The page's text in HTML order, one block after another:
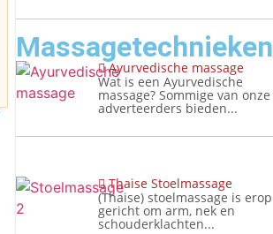
Massagetechnieken
Ayurvedische massage
Wat is een Ayurvedische
massage? Sommige van onze
adverteerders bieden...
Thaise Stoelmassage
(Thaise) stoelmassage is erop
gericht om arm, nek en
schouderklachten...